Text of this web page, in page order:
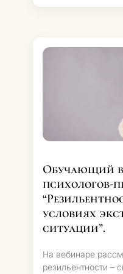
Обучающий
психологов-
условиях
ситуации”.⁣⁣
На вебинаре
резильентности –